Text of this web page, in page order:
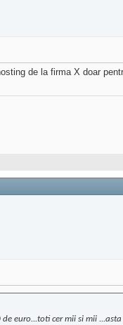
de la firma X doar
euro...toti cer mii si mii